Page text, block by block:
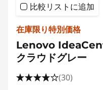
比較リストに追加
在庫限り特別価格
Lenovo
クラウドグレー
(30)